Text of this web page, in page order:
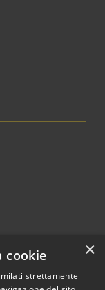
×
cookie
strettamente